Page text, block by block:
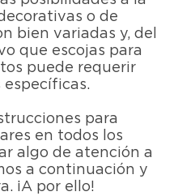
o de
bien variadas y, del
que escojas para
puede requerir
para
en todos los
algo de atención a
a continuación y
¡A por ello!